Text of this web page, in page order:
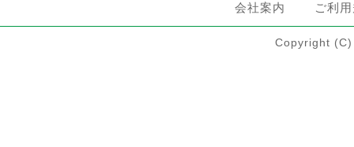
会社案内 ご利
Copyright